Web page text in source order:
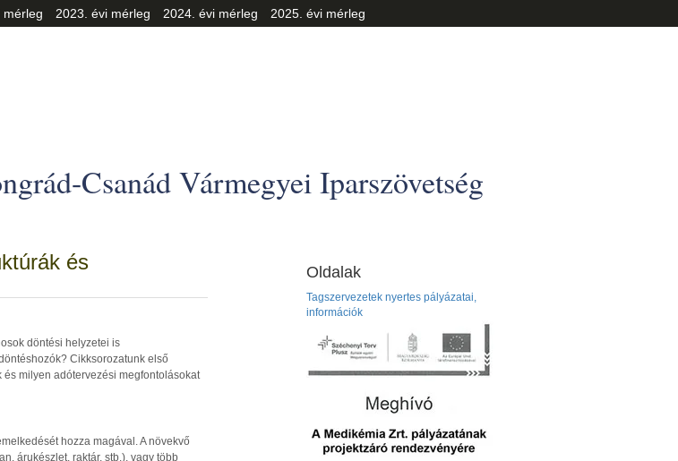
mérleg 2023. évi mérleg 2024. évi mérleg 2025. évi mérleg
Csanád Vármegyei Iparszövetség
és
döntési helyzetei is
Cikksorozatunk első
milyen adótervezési megfontolásokat
hozza magával. A növekvő
árukészlet, raktár, stb.), vagy több
Oldalak
Tagszervezetek nyertes pályázatai,
információk